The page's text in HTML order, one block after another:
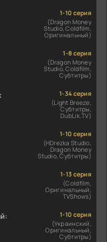
1-10 серия
(Dragon Money
Studio, Coldfilm,
Оригинальный)
1-8 серия
(Dragon Money
Studio, Coldfilm,
Субтитры)
1-34 серия
(Light Breeze,
Субтитры,
DubLik.TV)
1-10 серия
(HDrezka Studio,
Dragon Money
Studio, Субтитры)
1-13 серия
(Coldfilm,
Оригинальный,
TVShows)
1-10 серия
(Украинский,
Оригинальный,
Субтитры)